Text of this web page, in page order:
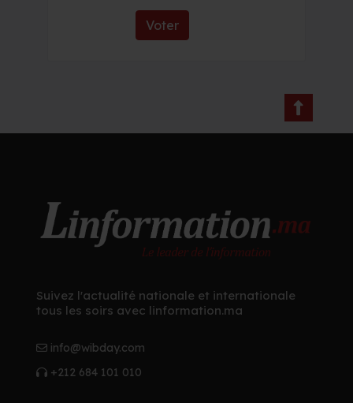
Voter
Suivez l'actualité nationale et internationale
tous les soirs avec linformation.ma
info@wibday.com
+212 684 101 010